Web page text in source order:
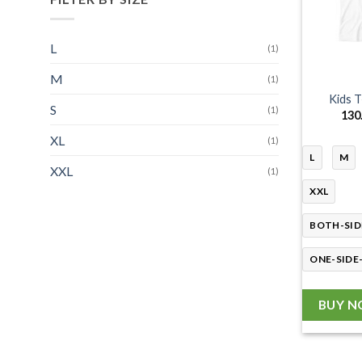
L (1)
M (1)
S (1)
XL (1)
XXL (1)
Kids
L M
XXL
BOTH-
ONE-
BUY